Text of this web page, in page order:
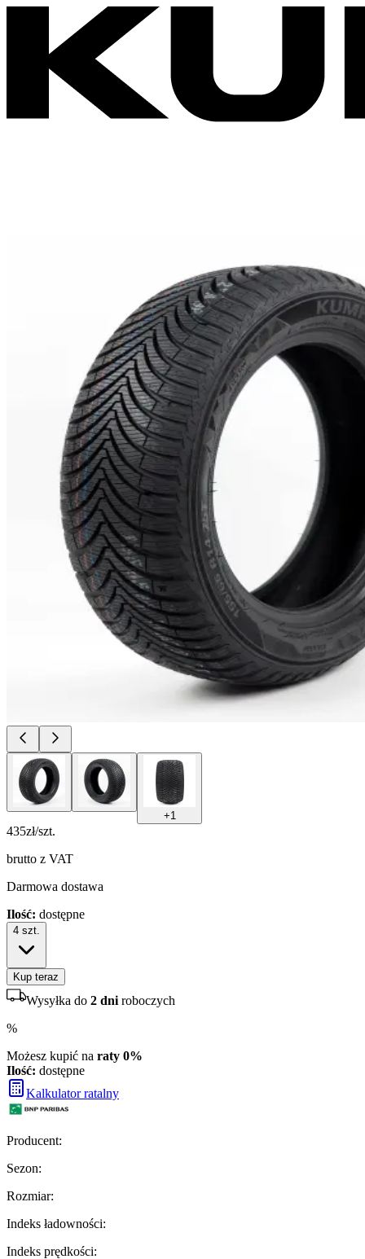
+1
435zł/szt.
brutto z VAT
Darmowa dostawa
Ilość: dostępne
4 szt.
Kup teraz
Wysyłka do 2 dni roboczych
%
Możesz kupić na raty 0%
Ilość: dostępne
Kalkulator ratalny
Producent:
Sezon:
Rozmiar:
Indeks ładowności:
Indeks prędkości: